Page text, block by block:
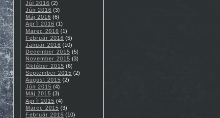
Júl 2016 (2)
Jún 2016 (3)
Máj 2016 (6)
Apríl 2016 (1)
Marec 2016 (1)
Február 2016 (5)
Január 2016 (10)
December 2015 (5)
November 2015 (3)
Október 2015 (6)
September 2015 (2)
August 2015 (2)
Jún 2015 (4)
Máj 2015 (3)
Apríl 2015 (4)
Marec 2015 (3)
Február 2015 (10)